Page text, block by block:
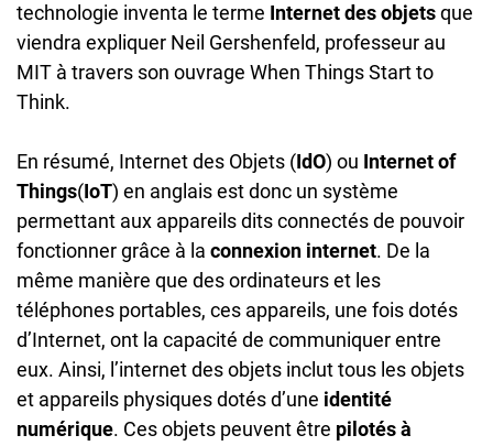
technologie inventa le terme Internetdesobjetsque
viendra expliquer Neil Gershenfeld, professeur au
MIT à travers son ouvrage When Things Start to
Think.
En résumé, Internet des Objets (IdO) ou Internetof
Things(IoT) en anglais est donc un système
permettant aux appareils dits connectés de pouvoir
fonctionner grâce à la connexion internet. De la
même manière que des ordinateurs et les
téléphones portables, ces appareils, une fois dotés
d’Internet, ont la capacité de communiquer entre
eux. Ainsi, l’internet des objets inclut tous les objets
et appareils physiques dotés d’une identité
numérique. Ces objets peuvent être pilotésà